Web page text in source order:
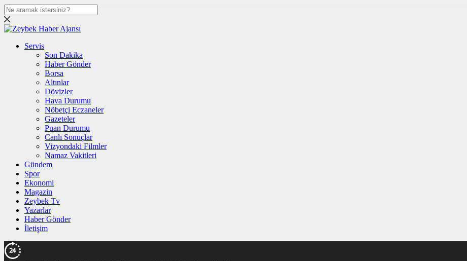
Servis
Son Dakika
Haber Gönder
Borsa
Altınlar
Dövizler
Hava Durumu
Nöbetçi Eczaneler
Gazeteler
Puan Durumu
Canlı Sonuçlar
Vizyondaki Filmler
Namaz Vakitleri
Gündem
Spor
Ekonomi
Magazin
Zeybek Tv
Yazarlar
Haber Gönder
İletişim